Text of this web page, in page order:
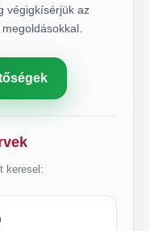
végigkísérjük az
keresel: